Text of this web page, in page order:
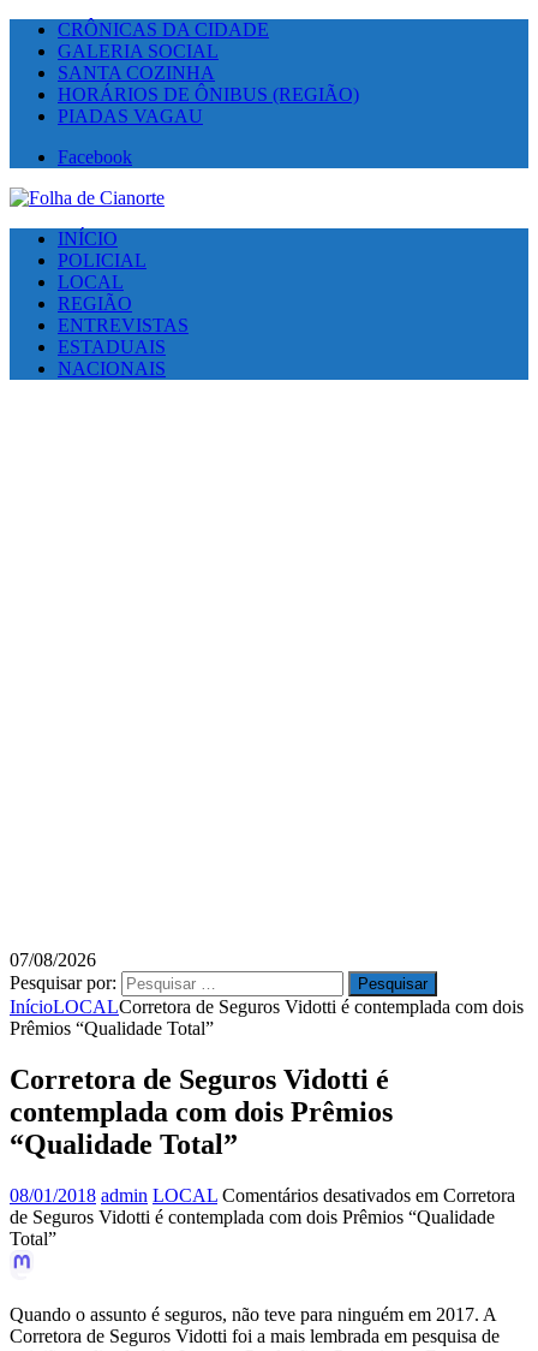
CRÔNICAS DA CIDADE
GALERIA SOCIAL
SANTA COZINHA
HORÁRIOS DE ÔNIBUS (REGIÃO)
PIADAS VAGAU
Facebook
INÍCIO
POLICIAL
LOCAL
REGIÃO
ENTREVISTAS
ESTADUAIS
NACIONAIS
07/08/2026
Pesquisar por:
InícioLOCALCorretora de Seguros Vidotti é contemplada com dois
Prêmios “Qualidade Total”
Corretora de Seguros Vidotti é
contemplada com dois Prêmios
“Qualidade Total”
08/01/2018 admin LOCAL Comentários desativados em Corretora
de Seguros Vidotti é contemplada com dois Prêmios “Qualidade
Total”
Quando o assunto é seguros, não teve para ninguém em 2017. A
Corretora de Seguros Vidotti foi a mais lembrada em pesquisa de